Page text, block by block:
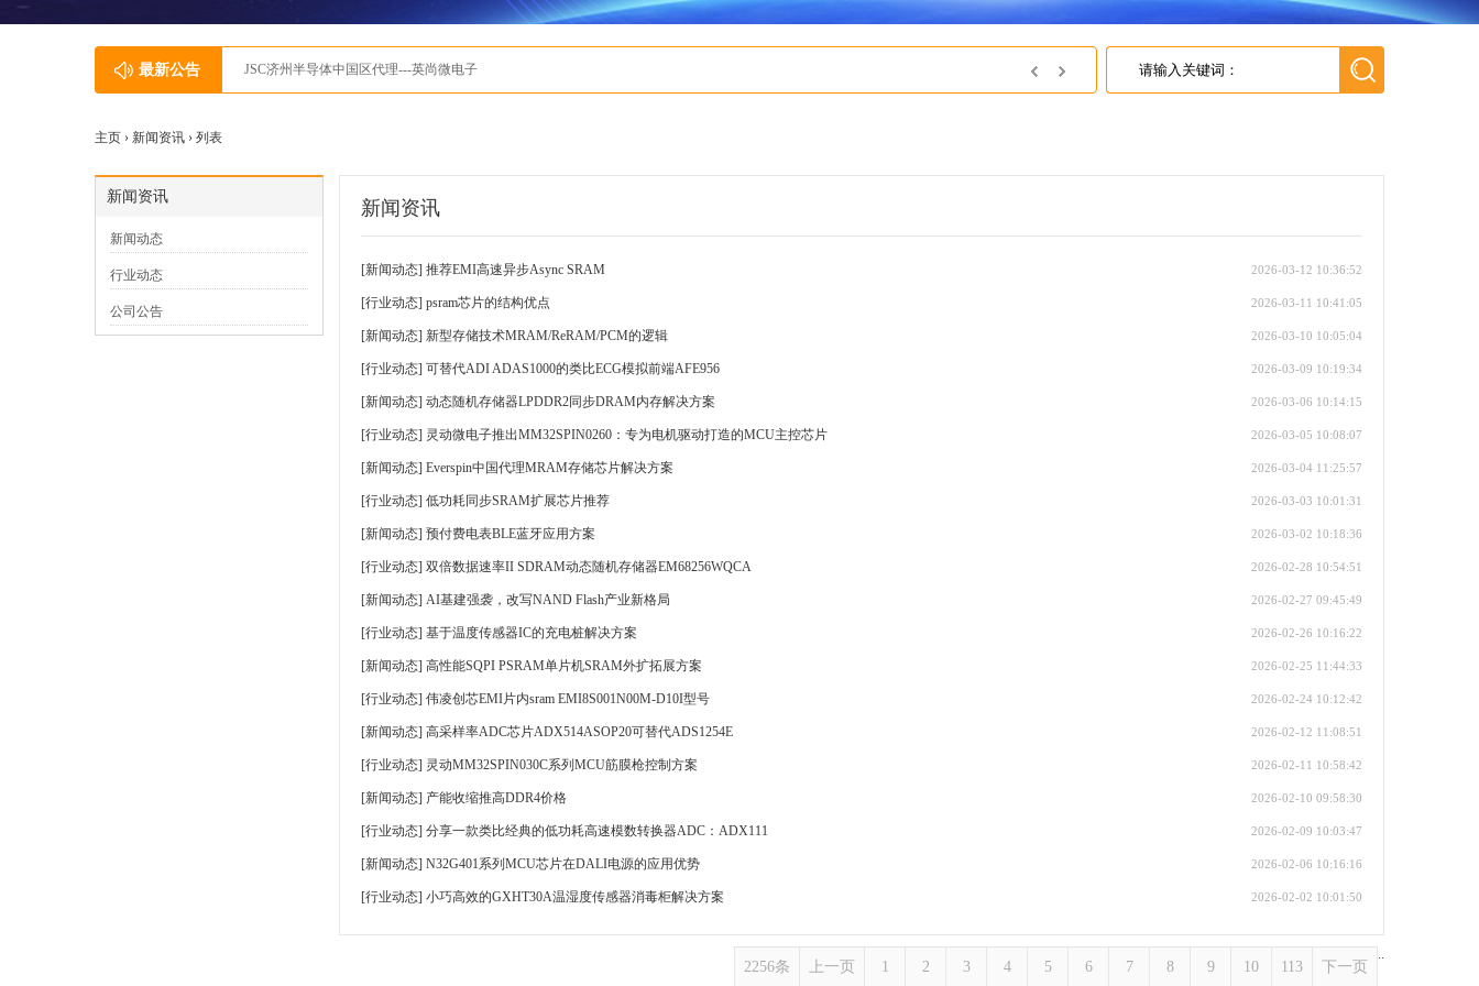
最新公告 JSC济州半导体中国区代理---英尚微电子 英尚微获得灵动微颁发的灵动MindSPIN有感方波电机小型合格证
主页 › 新闻资讯 › 列表
新闻资讯
新闻动态
行业动态
公司公告
新闻资讯
[新闻动态] 推荐EMI高速异步Async SRAM 2026-03-12 10:36:52
[行业动态] psram芯片的结构优点 2026-03-11 10:41:05
[新闻动态] 新型存储技术MRAM/ReRAM/PCM的逻辑 2026-03-10 10:05:04
[行业动态] 可替代ADI ADAS1000的类比ECG模拟前端AFE956 2026-03-09 10:19:34
[新闻动态] 动态随机存储器LPDDR2同步DRAM内存解决方案 2026-03-06 10:14:15
[行业动态] 灵动微电子推出MM32SPIN0260：专为电机驱动打造的MCU主控芯片 2026-03-05 10:08:07
[新闻动态] Everspin中国代理MRAM存储芯片解决方案 2026-03-04 11:25:57
[行业动态] 低功耗同步SRAM扩展芯片推荐 2026-03-03 10:01:31
[新闻动态] 预付费电表BLE蓝牙应用方案 2026-03-02 10:18:36
[行业动态] 双倍数据速率II SDRAM动态随机存储器EM68256WQCA 2026-02-28 10:54:51
[新闻动态] AI基建强袭，改写NAND Flash产业新格局 2026-02-27 09:45:49
[行业动态] 基于温度传感器IC的充电桩解决方案 2026-02-26 10:16:22
[新闻动态] 高性能SQPI PSRAM单片机SRAM外扩拓展方案 2026-02-25 11:44:33
[行业动态] 伟凌创芯EMI片内sram EMI8S001N00M-D10I型号 2026-02-24 10:12:42
[新闻动态] 高采样率ADC芯片ADX514ASOP20可替代ADS1254E 2026-02-12 11:08:51
[行业动态] 灵动MM32SPIN030C系列MCU筋膜枪控制方案 2026-02-11 10:58:42
[新闻动态] 产能收缩推高DDR4价格 2026-02-10 09:58:30
[行业动态] 分享一款类比经典的低功耗高速模数转换器ADC：ADX111 2026-02-09 10:03:47
[新闻动态] N32G401系列MCU芯片在DALI电源的应用优势 2026-02-06 10:16:16
[行业动态] 小巧高效的GXHT30A温湿度传感器消毒柜解决方案 2026-02-02 10:01:50
2256条 上一页 1 2 3 4 5 6 7 8 9 10
..
113 下一页